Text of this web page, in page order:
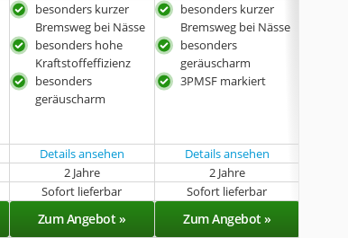
besonders kurzer
Bremsweg bei Nässe
besonders hohe
Kraftstoffeffizienz
besonders
geräuscharm
besonders kurzer
Bremsweg bei Nässe
besonders
geräuscharm
3PMSF markiert
Details ansehen Details ansehen
2 Jahre 2 Jahre
Sofort lieferbar Sofort lieferbar
Zum Angebot » Zum Angebot »